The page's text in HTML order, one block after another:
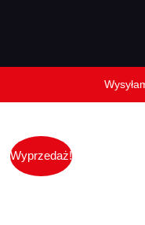
Wyprzedaż!
ilość
Zestaw